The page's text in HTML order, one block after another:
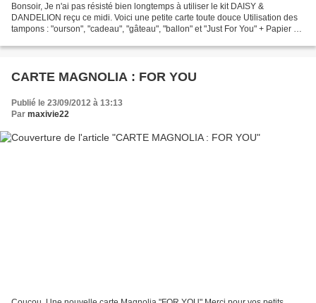
Bonsoir, Je n'ai pas résisté bien longtemps à utiliser le kit DAISY &
DANDELION reçu ce midi. Voici une petite carte toute douce Utilisation des
tampons : "ourson", "cadeau", "gâteau", "ballon" et "Just For You" + Papier du
CARTE MAGNOLIA : FOR YOU
Publié le 23/09/2012 à 13:13
Par maxivie22